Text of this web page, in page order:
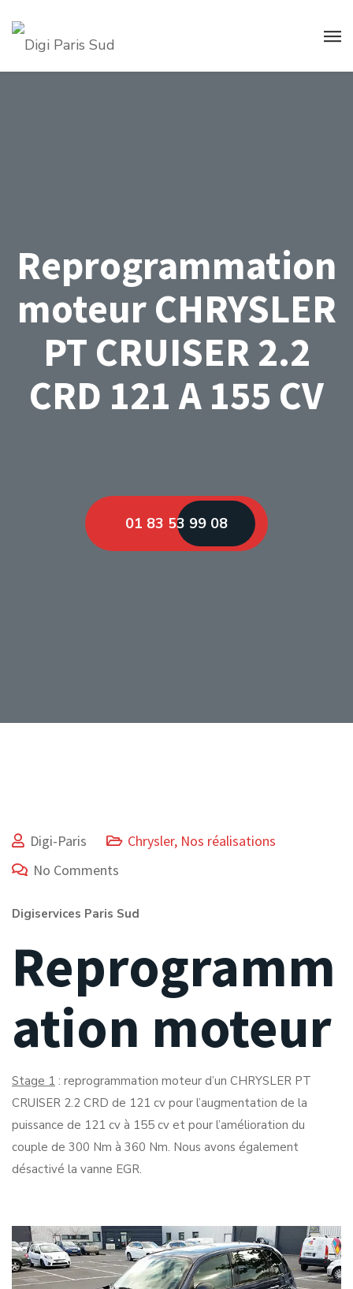
Reprogrammation
moteur CHRYSLER
PT CRUISER 2.2
CRD 121 A 155 CV
01 83 53 99 08
Digi-Paris Chrysler, Nos réalisations
No Comments
Digiservices Paris Sud
Reprogramm
ation moteur
Stage 1 : reprogrammation moteur d’un CHRYSLER PT
CRUISER 2.2 CRD de 121 cv pour l’augmentation de la
puissance de 121 cv à 155 cv et pour l’amélioration du
couple de 300 Nm à 360 Nm. Nous avons également
désactivé la vanne EGR.